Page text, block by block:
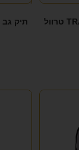
תיק גב TRAVEL CLUB טרוול